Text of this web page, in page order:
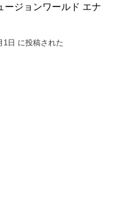
ジョンワールド エナ
1日 に投稿された